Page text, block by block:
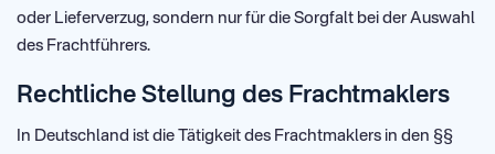
oder Lieferverzug, sondern nur für die Sorgfalt bei der Auswahl
des Frachtführers.
Rechtliche Stellung des Frachtmaklers
In Deutschland ist die Tätigkeit des Frachtmaklers in den §§